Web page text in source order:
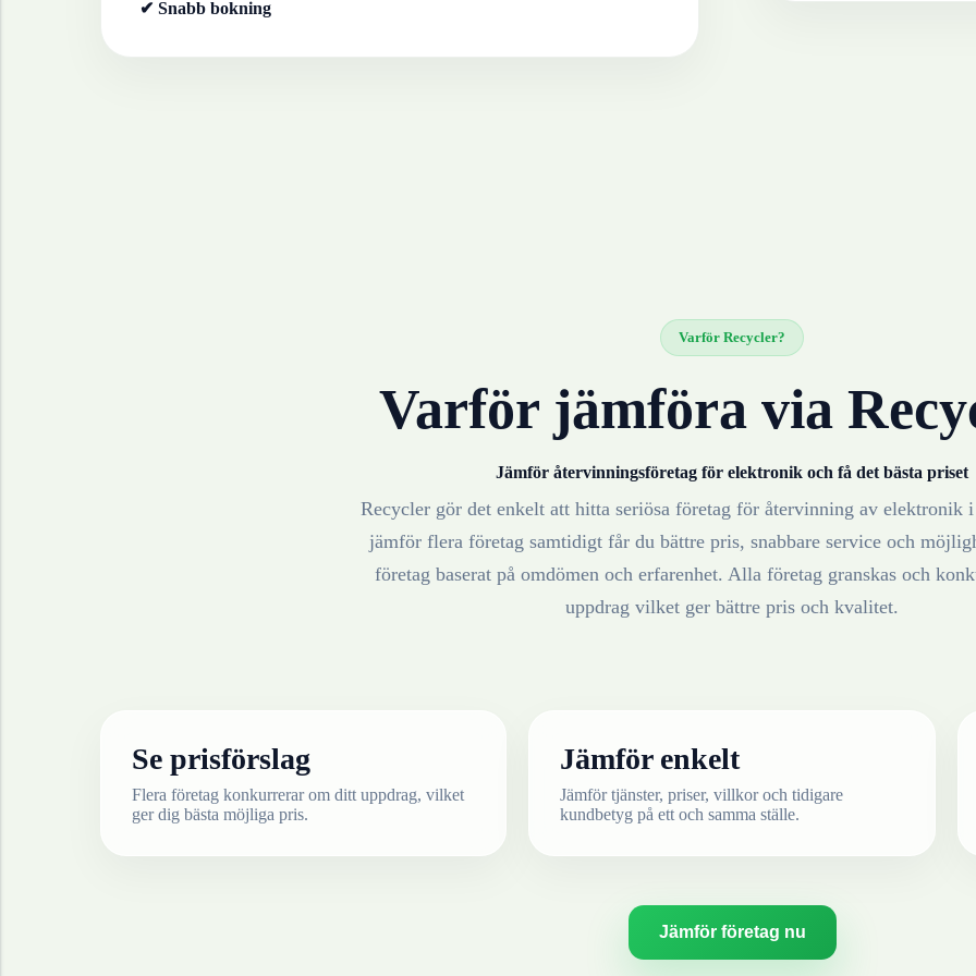
✔ Snabb bokning
Varför Recycler?
Varför jämföra via
Jämför återvinningsföretag för elektronik och få det bästa priset
Recycler gör det enkelt att hitta seriösa företag för återvinning av elektronik i
jämför flera företag samtidigt får du bättre pris, snabbare service och
företag baserat på omdömen och erfarenhet. Alla företag granskas och
uppdrag vilket ger bättre pris och kvalitet.
Se prisförslag
Flera företag konkurrerar om ditt uppdrag, vilket
ger dig bästa möjliga pris.
Jämför enkelt
Jämför tjänster, priser, villkor och tidigare
kundbetyg på ett och samma ställe.
Jämför företag nu